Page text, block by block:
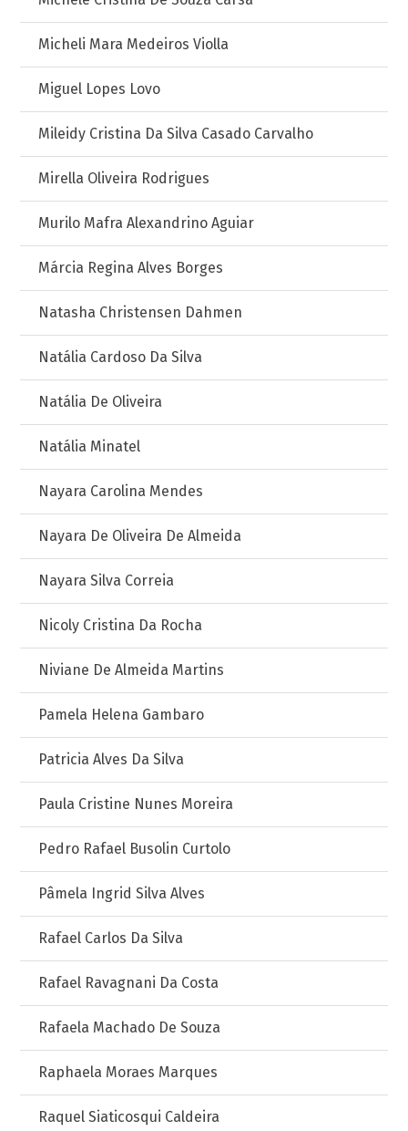
Micheli Mara Medeiros Violla
Miguel Lopes Lovo
Mileidy Cristina Da Silva Casado Carvalho
Mirella Oliveira Rodrigues
Murilo Mafra Alexandrino Aguiar
Márcia Regina Alves Borges
Natasha Christensen Dahmen
Natália Cardoso Da Silva
Natália De Oliveira
Natália Minatel
Nayara Carolina Mendes
Nayara De Oliveira De Almeida
Nayara Silva Correia
Nicoly Cristina Da Rocha
Niviane De Almeida Martins
Pamela Helena Gambaro
Patricia Alves Da Silva
Paula Cristine Nunes Moreira
Pedro Rafael Busolin Curtolo
Pâmela Ingrid Silva Alves
Rafael Carlos Da Silva
Rafael Ravagnani Da Costa
Rafaela Machado De Souza
Raphaela Moraes Marques
Raquel Siaticosqui Caldeira